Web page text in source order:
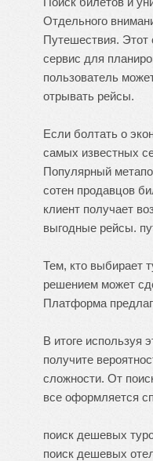
Отдельного
Путешествия. Этот
сервис для
пользователь
отрывать рейсы.
Если болтать о
самых известных
Популярный
сотен продавцов
клиент получает
выгодные рейсы.
Тем, кто выбирает
решением может
Платформа
В итоге используя
получите
сложности. От
все оформляется
поиск дешевых
поиск дешевых